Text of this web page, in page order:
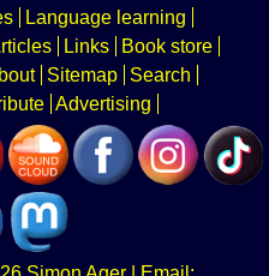
Language learning
Links
Book store
Sitemap
Search
Advertising